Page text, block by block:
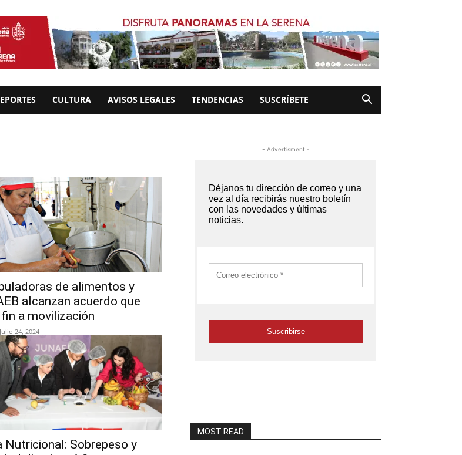
CULTURA AVISOS LEGALES TENDENCIAS SUSCRÍBETE
de alimentos y
alcanzan acuerdo que
a movilización
Julio 24, 2024
Nutricional: Sobrepeso y
- Advertisment -
MOST READ